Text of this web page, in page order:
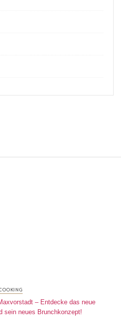
– Entdecke das neue
sein neues Brunchkonzept!